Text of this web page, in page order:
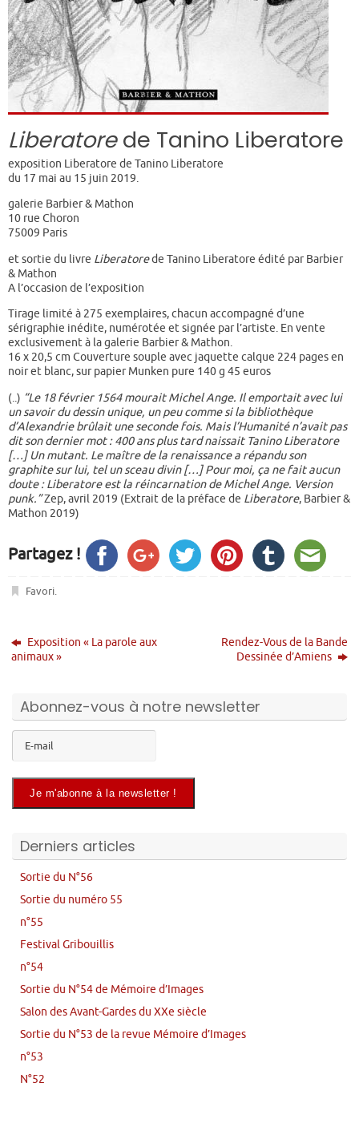
Liberatorede Tanino Liberatore
exposition Liberatore de Tanino Liberatore
du 17 mai au 15 juin 2019.
galerie Barbier & Mathon
10 rue Choron
75009 Paris
et sortie du livre Liberatorede Tanino Liberatore édité par Barbier
& Mathon
A l’occasion de l’exposition
Tirage limité à 275 exemplaires, chacun accompagné d’une
sérigraphie inédite, numérotée et signée par l’artiste. En vente
exclusivement à la galerie Barbier & Mathon.
16 x 20,5 cm Couverture souple avec jaquette calque 224 pages en
noir et blanc, sur papier Munken pure 140 g 45 euros
(..) “Le 18 février 1564 mourait Michel Ange. Il emportait avec lui
un savoir du dessin unique, un peu comme si la bibliothèque
d’Alexandrie brûlait une seconde fois. Mais l’Humanité n’avait pas
dit son dernier mot : 400 ans plus tard naissait Tanino Liberatore
[…] Un mutant. Le maître de la renaissance a répandu son
graphite sur lui, tel un sceau divin […] Pour moi, ça ne fait aucun
doute : Liberatore est la réincarnation de Michel Ange. Version
punk.”Zep, avril 2019 (Extrait de la préface de Liberatore, Barbier &
Mathon 2019)
Partagez !
Favori.
Exposition « La parole aux
animaux »
Rendez-Vous de la Bande
Dessinée d’Amiens
Abonnez-vous à notre newsletter
Derniers articles
Sortie du N°56
Sortie du numéro 55
n°55
Festival Gribouillis
n°54
Sortie du N°54 de Mémoire d’Images
Salon des Avant-Gardes du XXe siècle
Sortie du N°53 de la revue Mémoire d’Images
n°53
N°52